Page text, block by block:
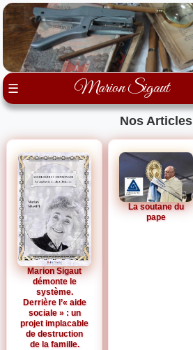
☰ Marion Sigaut
Nos Articles
Marion Sigaut
démonte le
système.
Derrière l’« aide
sociale » : un
projet implacable
de destruction
de la famille.
La soutane du
pape